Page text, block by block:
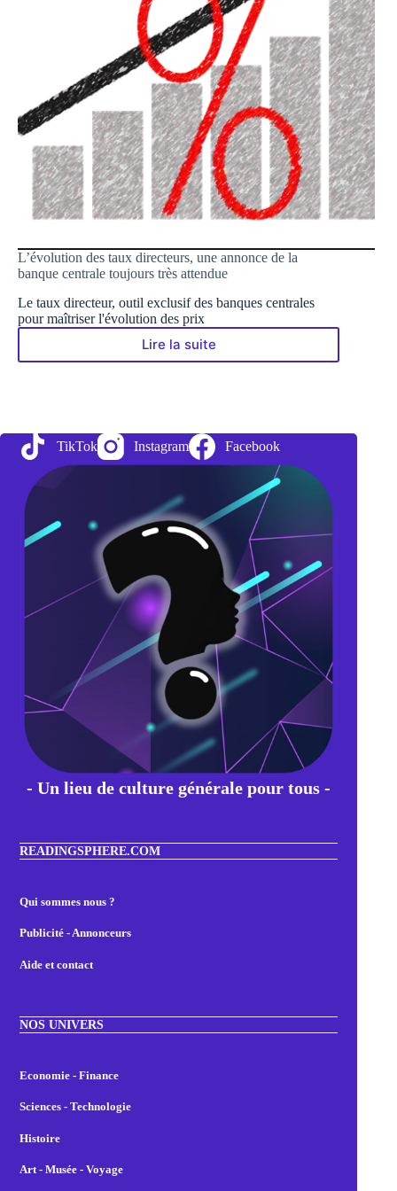
L’évolution des taux directeurs, une annonce de la
banque centrale toujours très attendue
Le taux directeur, outil exclusif des banques centrales
pour maîtriser l'évolution des prix
Lire la suite
L’évolution
annonce
de
la
centrale
toujours
très
attendue
TikTok Instagram Facebook
- Un lieu de culture générale pour tous -
READINGSPHERE.COM
Qui sommes nous ?
Publicité - Annonceurs
Aide et contact
NOS UNIVERS
Economie - Finance
Sciences - Technologie
Histoire
Art - Musée - Voyage